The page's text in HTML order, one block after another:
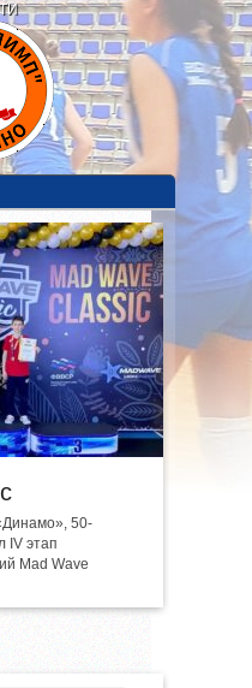
50-
IV этап
Mad Wave